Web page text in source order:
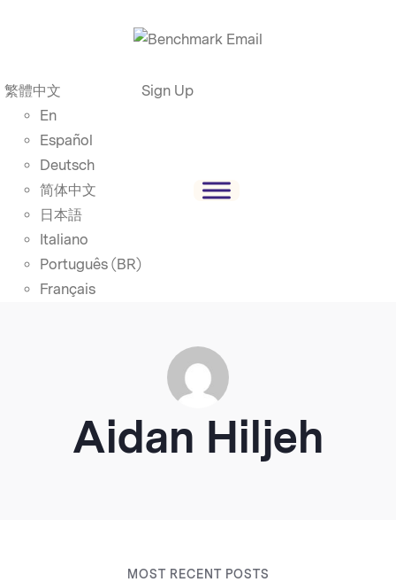
繁體中文
En
Español
Deutsch
简体中文
日本語
Italiano
Português (BR)
Français
Sign Up
Aidan Hiljeh
MOST RECENT POSTS